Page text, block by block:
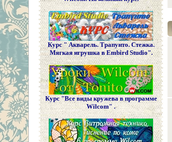
Курс " Акварель. Трапунто. Стежка.
Мягкая игрушка в Embird Studio".
Курс "Все виды кружева в программе
Wilcom" .